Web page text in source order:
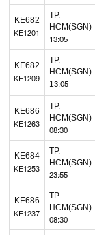
KE682
KE1201
TP.
HCM(SGN)
13:05
KE682
KE1209
TP.
HCM(SGN)
13:05
KE686
KE1263
TP.
HCM(SGN)
08:30
KE684
KE1253
TP.
HCM(SGN)
23:55
KE686
KE1237
TP.
HCM(SGN)
08:30